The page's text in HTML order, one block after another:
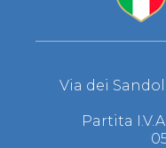
Via dei
Partita